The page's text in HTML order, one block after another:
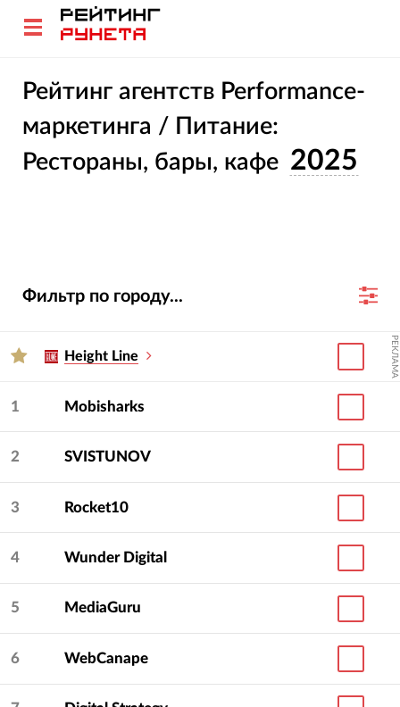
Рейтинг агентств Performance-
маркетинга / Питание:
Рестораны, бары, кафе 2025
Фильтр по городу...
Height Line РЕКЛАМА
1 Mobisharks
2 SVISTUNOV
3 Rocket10
4 Wunder Digital
5 MediaGuru
6 WebCanape